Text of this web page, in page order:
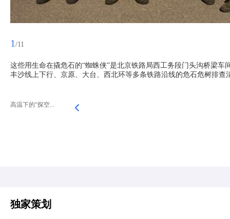
1 /11
这些用生命在撬危石的“蜘蛛侠”是北京铁路局西工务段门头沟桥梁
丰沙线上下行、京原、大台、西北环等多条铁路沿线的危石危树排
高温下的“探空...
独家策划